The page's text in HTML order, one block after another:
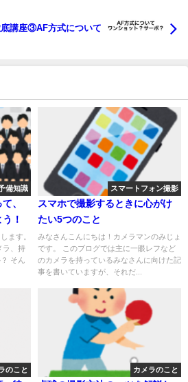
講座③AF方式について
備知識
、
！
ます。
ラ、持
そん
スマートフォン撮影
スマホで撮影するときに心がけ
たい5つのこと
みなさんこんにちは！カメラマンのみじょ
です。 このブログでは主に一眼レフなど
のカメラを持っているみなさんに向けた記
事を書いていますが、それだ...
のこと カメラのこと